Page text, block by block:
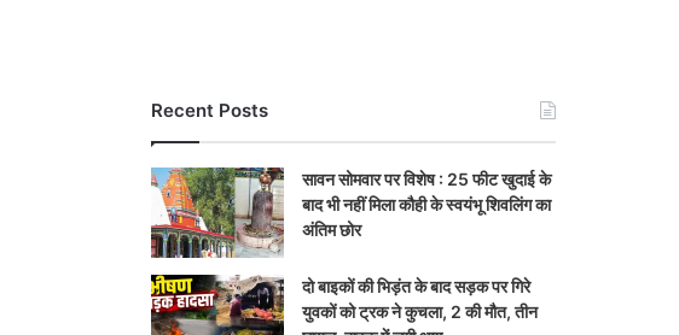
Recent Posts
सावन सोमवार पर विशेष : 25 फीट खुदाई के
बाद भी नहीं मिला कौही के स्वयंभू शिवलिंग का
अंतिम छोर
दो बाइकों की भिड़ंत के बाद सड़क पर गिरे
युवकों को ट्रक ने कुचला, 2 की मौत, तीन